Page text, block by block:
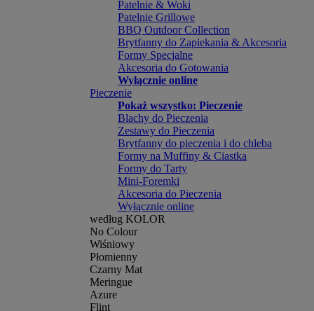
Patelnie & Woki
Patelnie Grillowe
BBQ Outdoor Collection
Brytfanny do Zapiekania & Akcesoria
Formy Specjalne
Akcesoria do Gotowania
Wyłącznie online
Pieczenie
Pokaż wszystko: Pieczenie
Blachy do Pieczenia
Zestawy do Pieczenia
Brytfanny do pieczenia i do chleba
Formy na Muffiny & Ciastka
Formy do Tarty
Mini-Foremki
Akcesoria do Pieczenia
Wyłącznie online
według KOLOR
No Colour
Wiśniowy
Płomienny
Czarny Mat
Meringue
Azure
Flint